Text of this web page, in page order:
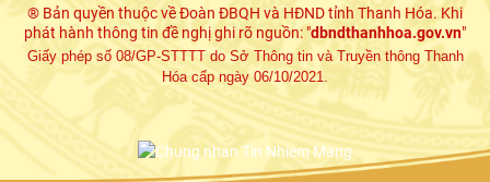
® Bản quyền thuộc về Đoàn ĐBQH và HĐND tỉnh Thanh Hóa. Khi
phát hành thông tin đề nghị ghi rõ nguồn: "dbndthanhhoa.gov.vn"
Giấy phép số 08/GP-STTTT do Sở Thông tin và Truyền thông Thanh
Hóa cấp ngày 06/10/2021.